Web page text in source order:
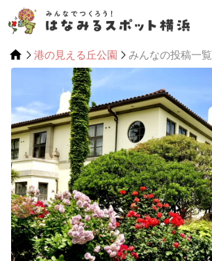
港の見える丘公園 みんなの投稿一覧